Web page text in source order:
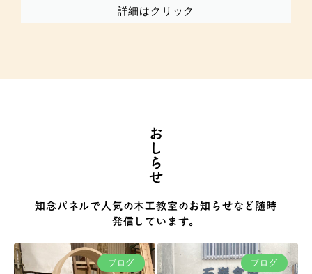
詳細はクリック
おしらせ
知念パネルで人気の木工教室のお知らせなど随時
発信しています。
ブログ ブログ